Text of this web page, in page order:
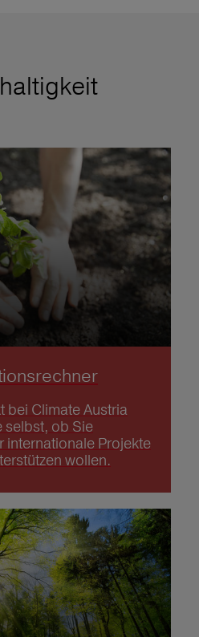
bei Climate Austria
selbst, ob Sie
internationale Projekte
wollen.